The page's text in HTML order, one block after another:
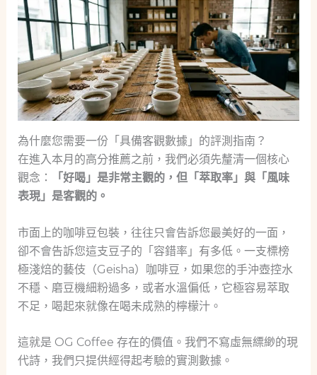
為什麼您需要一份「具備客觀數據」的評測指南？
在進入本月的高分推薦之前，我們必須先釐清一個核心
觀念：
「好喝」是非常主觀的，但「萃取率」與「風味
表現」是客觀的。
市面上的咖啡豆包裝，往往只會告訴您最美好的一面，
卻不會告訴您這支豆子的「容錯率」有多低。一支標榜
極淺焙的藝伎（Geisha）咖啡豆，如果您的手沖壺控水
不穩、磨豆機細粉過多，或者水溫偏低，它極容易萃取
不足，喝起來就像在喝未成熟的檸檬汁。
這就是 OG Coffee 存在的價值。我們不寫虛無縹緲的現
代詩，我們只提供經得起考驗的實測數據。